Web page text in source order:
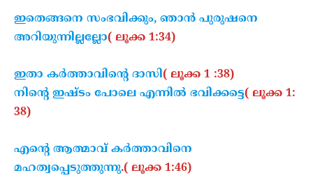
ഇതെങ്ങനെ സംഭവിക്കും, ഞാന്‍ പുരുഷനെ
അറിയുന്നില്ലല്ലോ( ലൂക്ക 1:34)
ഇതാ കര്‍ത്താവിന്റെ ദാസി( ലൂക്ക 1 :38)
നിന്റെ ഇഷ്ടം പോലെ എന്നില്‍ ഭവിക്കട്ടെ( ലൂക്ക 1:
38)
എന്റെ ആത്മാവ് കര്‍ത്താവിനെ
മഹത്വപ്പെടുത്തുന്നു.( ലൂക്ക 1:46)